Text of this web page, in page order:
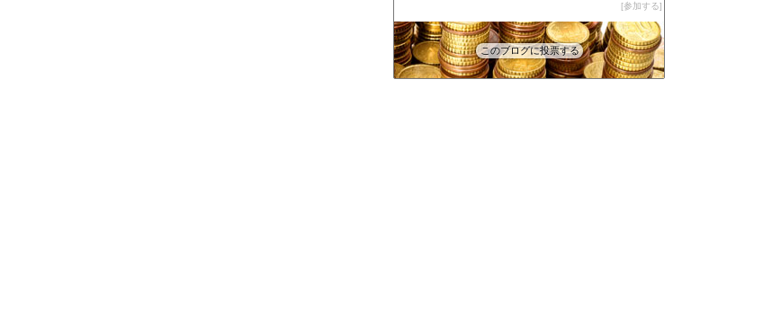
参加する
このブログに投票する